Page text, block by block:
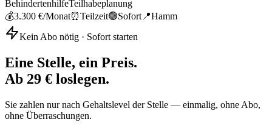
BehindertenhilfeTeilhabeplanung
💰3.300 €/Monat⏰Teilzeit🟢Sofort 📍Hamm
Kein Abo nötig · Sofort starten
Eine Stelle, ein Preis.
Ab 29 € loslegen.
Sie zahlen nur nach Gehaltslevel der Stelle — einmalig, ohne Abo,
ohne Überraschungen.